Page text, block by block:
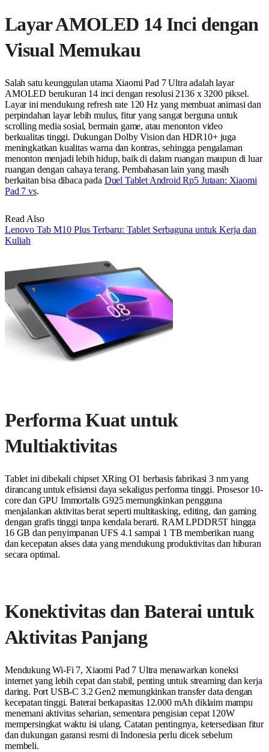
Layar AMOLED 14 Inci dengan
Visual Memukau
Salah satu keunggulan utama Xiaomi Pad 7 Ultra adalah layar
AMOLED berukuran 14 inci dengan resolusi 2136 x 3200 piksel.
Layar ini mendukung refresh rate 120 Hz yang membuat animasi dan
perpindahan layar lebih mulus, fitur yang sangat berguna untuk
scrolling media sosial, bermain game, atau menonton video
berkualitas tinggi. Dukungan Dolby Vision dan HDR10+ juga
meningkatkan kualitas warna dan kontras, sehingga pengalaman
menonton menjadi lebih hidup, baik di dalam ruangan maupun di luar
ruangan dengan cahaya terang. Pembahasan lain yang masih
berkaitan bisa dibaca pada Duel Tablet Android Rp5 Jutaan: Xiaomi
Pad 7 vs.
Read Also
Lenovo Tab M10 Plus Terbaru: Tablet Serbaguna untuk Kerja dan
Kuliah
Performa Kuat untuk
Multiaktivitas
Tablet ini dibekali chipset XRing O1 berbasis fabrikasi 3 nm yang
dirancang untuk efisiensi daya sekaligus performa tinggi. Prosesor 10-
core dan GPU Immortalis G925 memungkinkan pengguna
menjalankan aktivitas berat seperti multitasking, editing, dan gaming
dengan grafis tinggi tanpa kendala berarti. RAM LPDDR5T hingga
16 GB dan penyimpanan UFS 4.1 sampai 1 TB memberikan ruang
dan kecepatan akses data yang mendukung produktivitas dan hiburan
secara optimal.
Konektivitas dan Baterai untuk
Aktivitas Panjang
Mendukung Wi-Fi 7, Xiaomi Pad 7 Ultra menawarkan koneksi
internet yang lebih cepat dan stabil, penting untuk streaming dan kerja
daring. Port USB-C 3.2 Gen2 memungkinkan transfer data dengan
kecepatan tinggi. Baterai berkapasitas 12.000 mAh diklaim mampu
menemani aktivitas seharian, sementara pengisian cepat 120W
mempersingkat waktu isi ulang. Catatan pentingnya, ketersediaan fitur
dan dukungan garansi resmi di Indonesia perlu dicek sebelum
membeli.